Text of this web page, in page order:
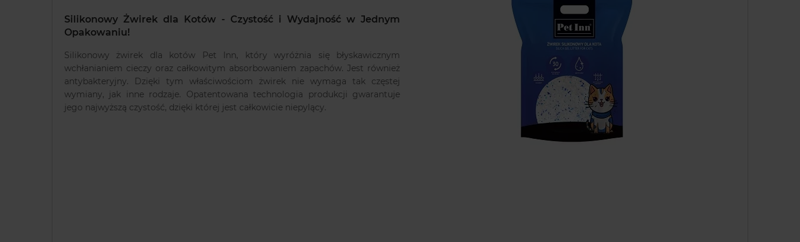
Silikonowy Żwirek dla Kotów - Czystość i Wydajność w Jednym
Opakowaniu!
Silikonowy żwirek dla kotów Pet Inn, który wyróżnia się błyskawicznym
wchłanianiem cieczy oraz całkowitym absorbowaniem zapachów. Jest również
antybakteryjny. Dzięki tym właściwościom żwirek nie wymaga tak częstej
wymiany, jak inne rodzaje. Opatentowana technologia produkcji gwarantuje
jego najwyższą czystość, dzięki której jest całkowicie niepylący.